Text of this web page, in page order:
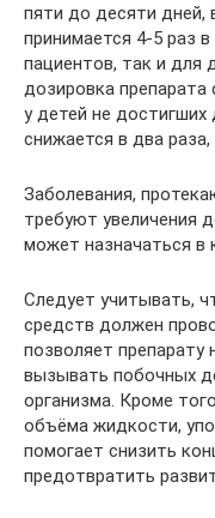
пяти до десяти дней,
принимается 4-5 раз
пациентов, так и для
дозировка препарата
у детей не достигших
снижается в два
Заболевания,
требуют увеличения
может назначаться в
Следует учитывать,
средств должен
позволяет препарату
вызывать побочных
организма. Кроме
объёма жидкости,
помогает снизить
предотвратить